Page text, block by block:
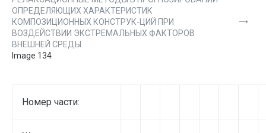
ОПРЕДЕЛЯЮЩИХ ХАРАКТЕРИСТИК
КОМПОЗИЦИОННЫХ КОНСТРУК-ЦИЙ ПРИ
ВОЗДЕЙСТВИИ ЭКСТРЕМАЛЬНЫХ ФАКТОРОВ
ВНЕШНЕЙ СРЕДЫ
Image 134
Номер части: